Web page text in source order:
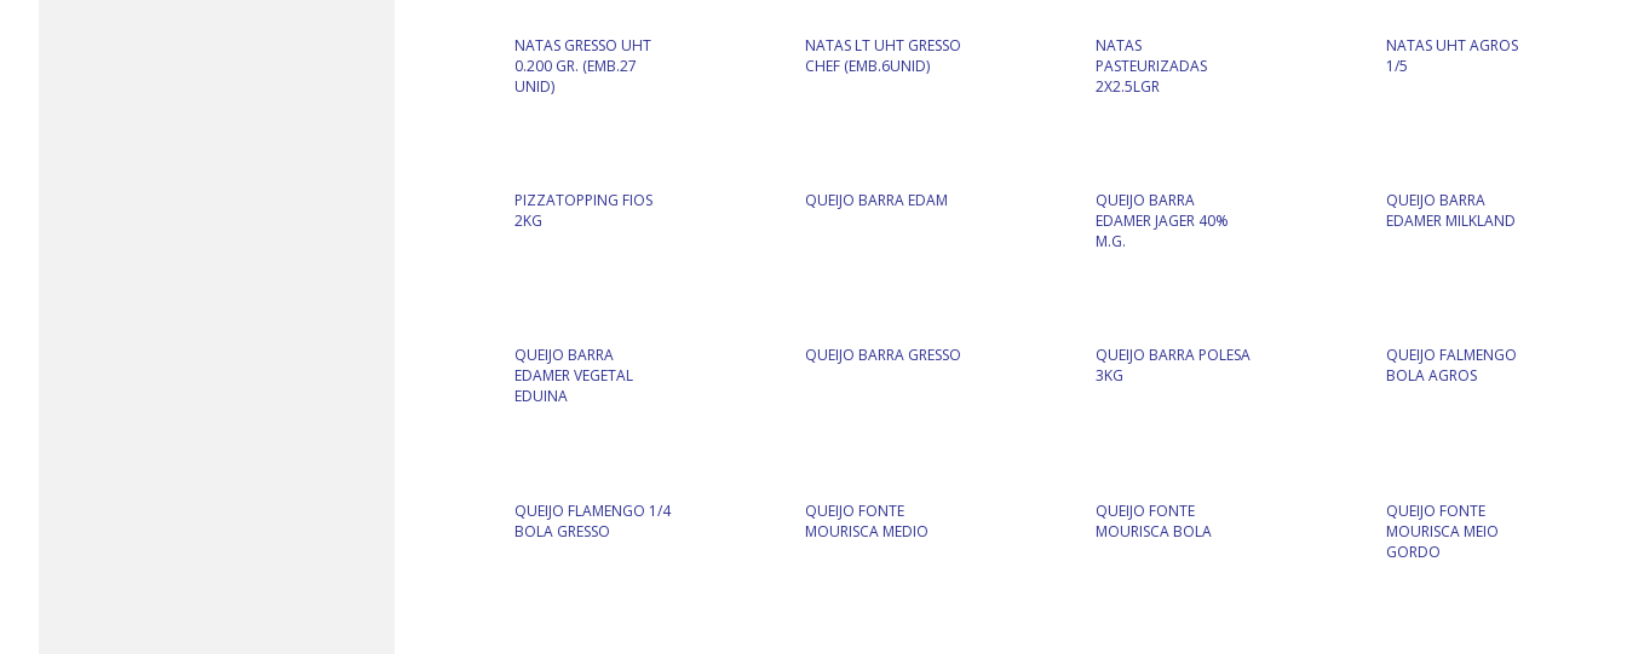
NATAS GRESSO UHT
0.200 GR. (EMB.27
UNID)
NATAS LT UHT GRESSO
CHEF (EMB.6UNID)
NATAS
PASTEURIZADAS
2X2.5LGR
NATAS UHT AGROS
1/5
PIZZATOPPING FIOS
2KG
QUEIJO BARRA EDAM
QUEIJO BARRA
EDAMER JAGER 40%
M.G.
QUEIJO BARRA
EDAMER MILKLAND
QUEIJO BARRA
EDAMER VEGETAL
EDUINA
QUEIJO BARRA GRESSO
QUEIJO BARRA POLESA
3KG
QUEIJO FALMENGO
BOLA AGROS
QUEIJO FLAMENGO 1/4
BOLA GRESSO
QUEIJO FONTE
MOURISCA MEDIO
QUEIJO FONTE
MOURISCA BOLA
QUEIJO FONTE
MOURISCA MEIO
GORDO